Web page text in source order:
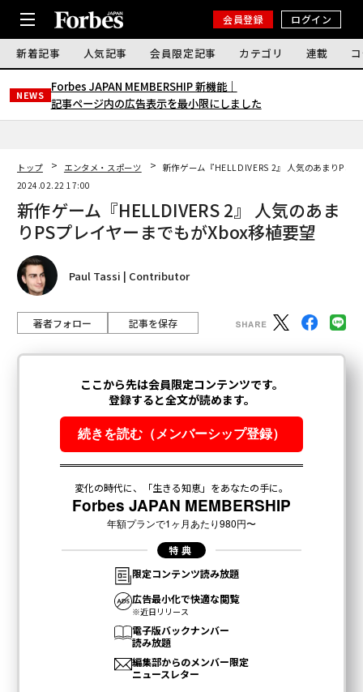
会員登録 ログイン
新着記事 人気記事 会員限定記事 カテゴリ 連載
NEWS
Forbes JAPAN MEMBERSHIP 新機能｜
記事ページ内の広告表示を最小限にしました
トップ エンタメ・スポーツ
新作ゲーム『HELLDIVERS 2』 人気のあまりPS
2024.02.22 17:00
新作ゲーム『HELLDIVERS 2』 人気のあま
りPSプレイヤーまでもがXbox移植要望
Paul Tassi | Contributor
著者フォロー 記事を保存